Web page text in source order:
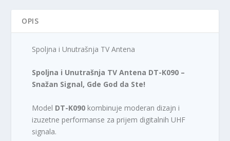
OPIS
Spoljna i Unutrašnja TV Antena
Spoljna i Unutrašnja TV Antena DT-K090 –
Snažan Signal, Gde God da Ste!
Model DT-K090 kombinuje moderan dizajn i
izuzetne performanse za prijem digitalnih UHF
signala.